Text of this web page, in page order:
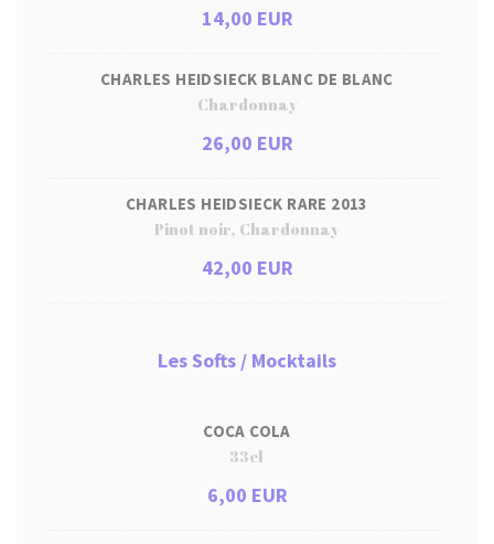
14,00 EUR
CHARLES HEIDSIECK BLANC DE BLANC
Chardonnay
26,00 EUR
CHARLES HEIDSIECK RARE 2013
Pinot noir, Chardonnay
42,00 EUR
Les Softs / Mocktails
COCA COLA
33cl
6,00 EUR